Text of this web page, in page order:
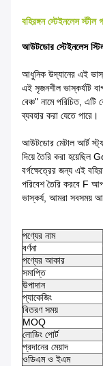
বহিরঙ্গন স্টেইনলেস স্টীল
আউটডোর স্টেইনলেস স্টিল
আধুনিক উদ্যানের এই
এই সৃজনশীল ভাস্কর্যটি
বেঞ্চ" নামে পরিচিত,
ব্যবহার করা যেতে পারে।
আউটডোর মেটাল আর্ট
দিয়ে তৈরি করা হয়েছিল
বর্গক্ষেত্রের জন্য এই
পরিবেশ তৈরি করবে F
ভাস্কর্য, আমরা সবসময়
পণ্যের নাম
বর্ণনা
পণ্যের আকার
সমাপ্তি
উপাদান
প্যাকেজিং
বিতরণ সময়
MOQ
লোডিং পোর্ট
প্রদানের মেয়াদ
ওডিএম ও ইএম